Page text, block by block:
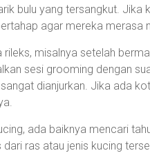
bulu yang tersangkut. Jika
agar mereka merasa
misalnya setelah
sesi grooming dengan
dianjurkan. Jika ada
ada baiknya mencari
dari ras atau jenis kucing